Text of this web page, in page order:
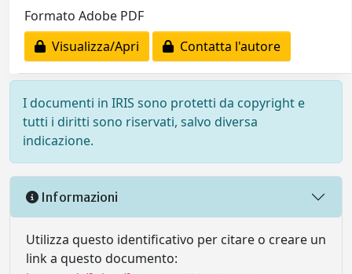
Formato Adobe PDF
Visualizza/Apri
Contatta l'autore
I documenti in IRIS sono protetti da copyright e
tutti i diritti sono riservati, salvo diversa
indicazione.
Informazioni
Utilizza questo identificativo per citare o creare un
link a questo documento: